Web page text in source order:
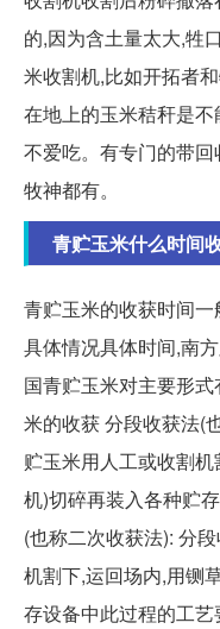
的,因为含土量太大,牲
米收割机,比如开拓者
在地上的玉米秸秆是
不爱吃。有专门的带
牧神都有。
青贮玉米什么时间
青贮玉米的收获时间
具体情况具体时间,南
国青贮玉米对主要形
米的收获 分段收获法(
贮玉米用人工或收割
机)切碎再装入各种贮
(也称二次收获法): 分
机割下,运回场内,用铡
存设备中此过程的工